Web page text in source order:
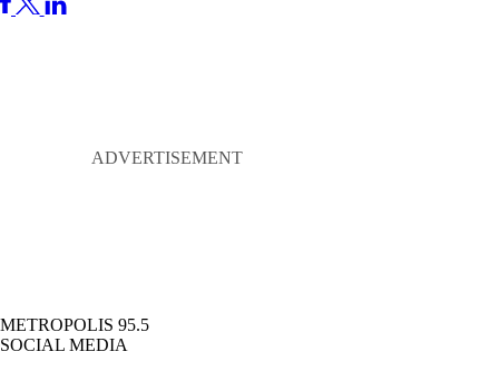
METROPOLIS 95.5
SOCIAL MEDIA